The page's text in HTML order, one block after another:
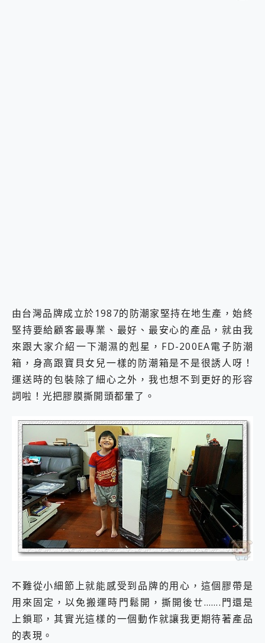
由台灣品牌成立於1987的防潮家堅持在地生產，始終
堅持要給顧客最專業、最好、最安心的產品，就由我
來跟大家介紹一下潮濕的剋星，FD-200EA電子防潮
箱，身高跟寶貝女兒一樣的防潮箱是不是很誘人呀！
運送時的包裝除了細心之外，我也想不到更好的形容
詞啦！光把膠膜撕開頭都暈了。
不難從小細節上就能感受到品牌的用心，這個膠帶是
用來固定，以免搬運時門鬆開，撕開後ㄝ…….門還是
上鎖耶，其實光這樣的一個動作就讓我更期待著產品
的表現。